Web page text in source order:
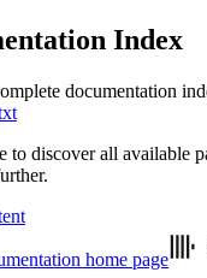
Index
documentation
to discover all available
home page